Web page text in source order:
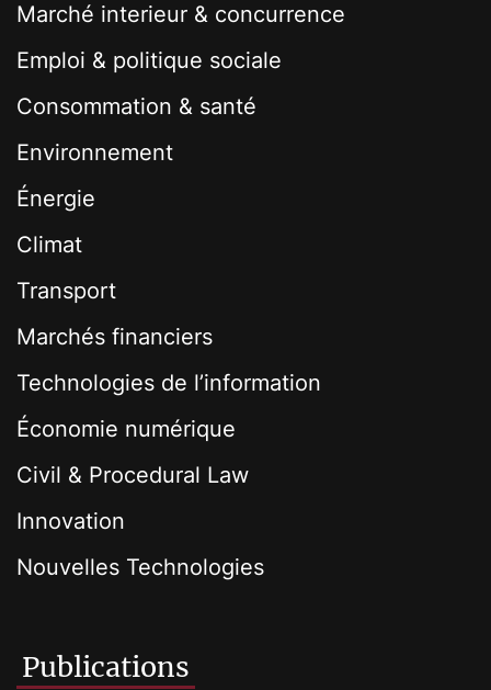
Marché interieur & concurrence
Emploi & politique sociale
Consommation & santé
Environnement
Énergie
Climat
Transport
Marchés financiers
Technologies de l’information
Économie numérique
Civil & Procedural Law
Innovation
Nouvelles Technologies
Publications